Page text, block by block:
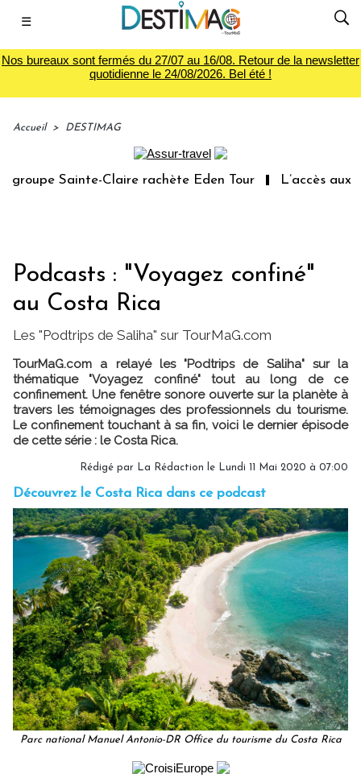
☰
Nos bureaux sont fermés du 27/07 au 16/08. Retour de la newsletter
quotidienne le 24/08/2026. Bel été !
Accueil > DESTIMAG
Sainte-Claire rachète Eden Tour L’accès aux
Podcasts : "Voyagez confiné"
au Costa Rica
Les "Podtrips de Saliha" sur TourMaG.com
TourMaG.com a relayé les "Podtrips de Saliha" sur la
thématique "Voyagez confiné" tout au long de ce
confinement. Une fenêtre sonore ouverte sur la planète à
travers les témoignages des professionnels du tourisme.
Le confinement touchant à sa fin, voici le dernier épisode
de cette série : le Costa Rica.
Rédigé par La Rédaction le Lundi 11 Mai 2020 à 07:00
Découvrez le Costa Rica dans ce podcast
Parc national Manuel Antonio-DR Office du tourisme du Costa Rica